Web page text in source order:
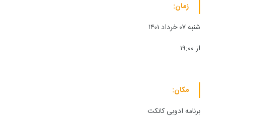
زمان:
شنبه ۰۷ خرداد ۱۴۰۱
از ۱۹:۰۰
مکان:
برنامه ادوبی کانکت